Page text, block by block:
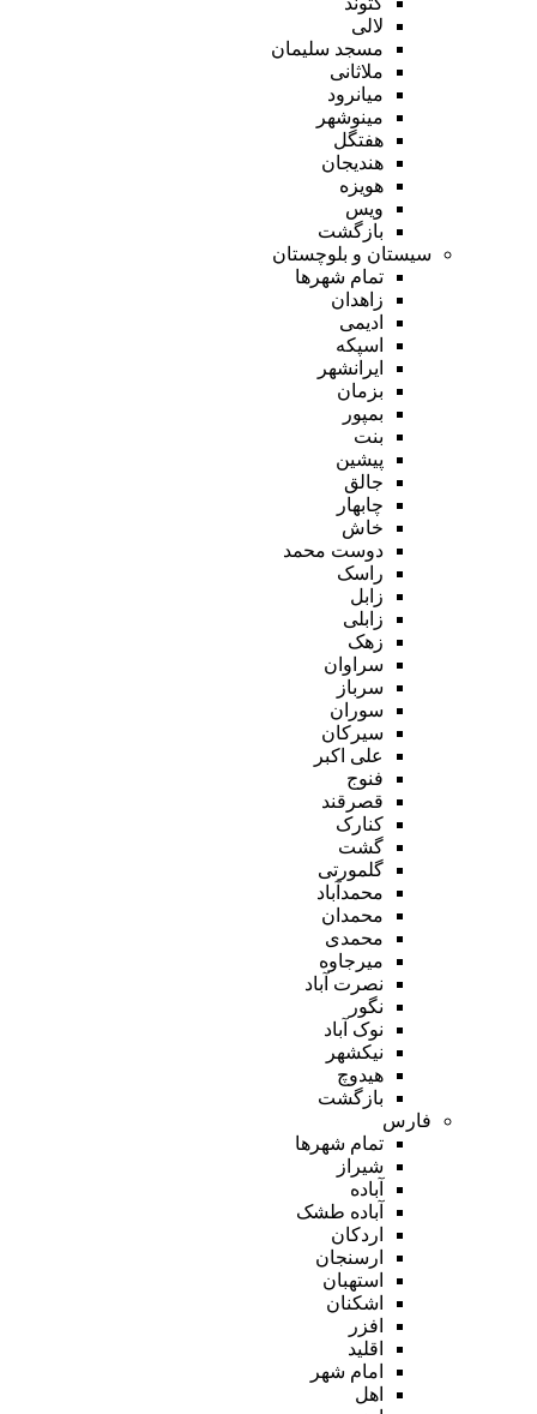
لالی
مسجد سلیمان
ملاثانی
میانرود
مینوشهر
هفتگل
هندیجان
هویزه
ویس
بازگشت
سیستان و بلوچستان
تمام شهر‌ها
زاهدان
ادیمی
اسپکه
ایرانشهر
بزمان
بمپور
بنت
پیشین
جالق
چابهار
خاش
دوست محمد
راسک
زابل
زابلی
زهک
سراوان
سرباز
سوران
سیرکان
علی اکبر
فنوج
قصرقند
کنارک
گشت
گلمورتی
محمدآباد
محمدان
محمدی
میرجاوه
نصرت آباد
نگور
نوک آباد
نیکشهر
هیدوچ
بازگشت
فارس
تمام شهر‌ها
شیراز
آباده
آباده طشک
اردکان
ارسنجان
استهبان
اشکنان
افزر
اقلید
امام شهر
اهل